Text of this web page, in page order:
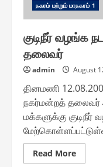
ந௧ரம் மற்றும் மாந௧ரம் 1
குடிநீர் வழங்க
தலைவர்
admin August
தினமணி
நகர்மன்றத் தலைவர்
மக்களுக்கு
Read MoreRead
more